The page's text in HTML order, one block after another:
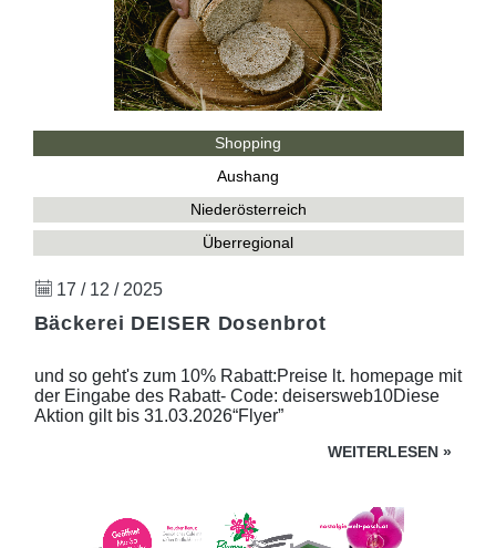
Shopping
Aushang
Niederösterreich
Überregional
17 / 12 / 2025
Bäckerei DEISER Dosenbrot
und so geht's zum 10% Rabatt:Preise lt. homepage mit
der Eingabe des Rabatt- Code: deisersweb10Diese
Aktion gilt bis 31.03.2026“Flyer”
WEITERLESEN »